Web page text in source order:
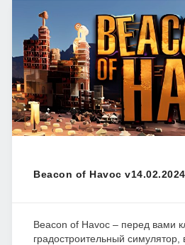
Beacon of Havoc v14.02.2024
Beacon of Havoc – перед вами
градостроительный